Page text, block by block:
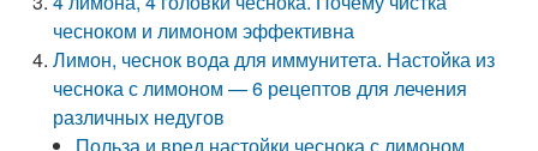
чесноком и лимоном эффективна
Лимон, чеснок вода для иммунитета. Настойка из
чеснока с лимоном — 6 рецептов для лечения
различных недугов